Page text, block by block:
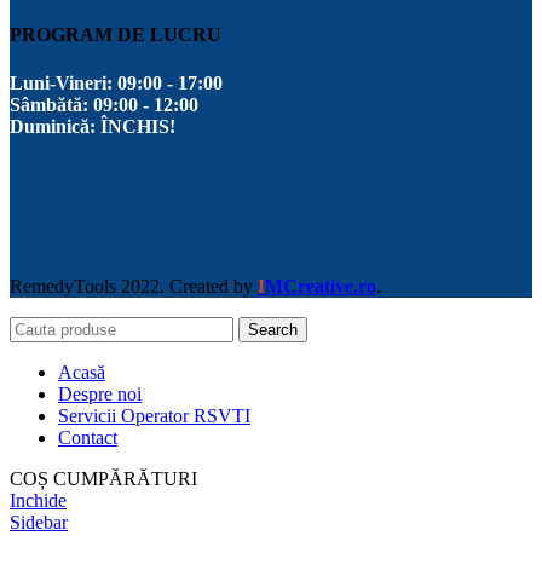
PROGRAM DE LUCRU
Luni-Vineri: 09:00 - 17:00
Sâmbătă: 09:00 - 12:00
Duminică: ÎNCHIS!
RemedyTools 2022. Created by IMCreative.ro.
Search
Acasă
Despre noi
Servicii Operator RSVTI
Contact
COȘ CUMPĂRĂTURI
Inchide
Sidebar